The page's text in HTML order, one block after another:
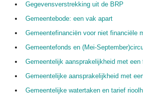
Gegevensverstrekking uit de BRP
Gemeentebode: een vak apart
Gemeentefinanciën voor niet financiële
Gemeentefonds en (Mei-
Gemeentelijk aansprakelijkheid met
Gemeentelijke aansprakelijkheid met
Gemeentelijke watertaken en tarief